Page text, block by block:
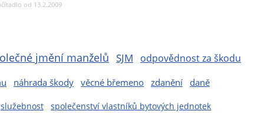
od 13.2.2009
jmění manželů SJM
odpovědnost za škodu
náhrada škody věcné břemeno zdanění
daně
služebnost společenství vlastníků bytových jednotek